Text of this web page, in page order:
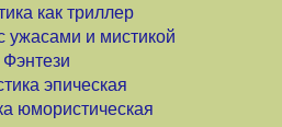
как триллер
ужасами и мистикой
Фэнтези
эпическая
юмористическая